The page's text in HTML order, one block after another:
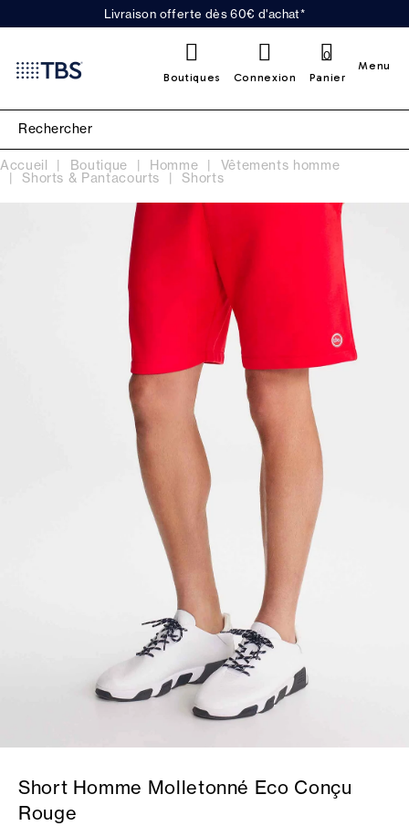
Livraison offerte dès 60€ d'achat*
Boutiques Connexion Panier
0
Menu
Accueil Boutique Homme Vêtements homme
Shorts & Pantacourts Shorts
Short Homme Molletonné Eco Conçu
Rouge